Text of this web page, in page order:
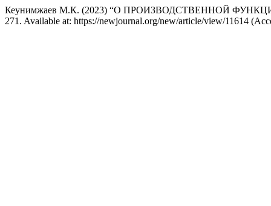
Кеунимжаев М.К. (2023) “О ПРОИЗВОДСТВЕННОЙ
271. Available at: https://newjournal.org/new/article/view/11614